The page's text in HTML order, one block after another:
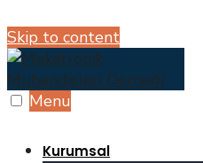
Skip to content
Menu
Kurumsal